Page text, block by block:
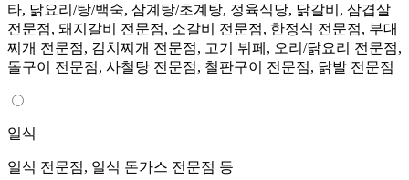
타, 닭요리/탕/백숙, 삼계탕/초계탕, 정육식당, 닭갈비, 삼겹살
전문점, 돼지갈비 전문점, 소갈비 전문점, 한정식 전문점, 부대
찌개 전문점, 김치찌개 전문점, 고기 뷔페, 오리/닭요리 전문점,
돌구이 전문점, 사철탕 전문점, 철판구이 전문점, 닭발 전문점
일식
일식 전문점, 일식 돈가스 전문점 등